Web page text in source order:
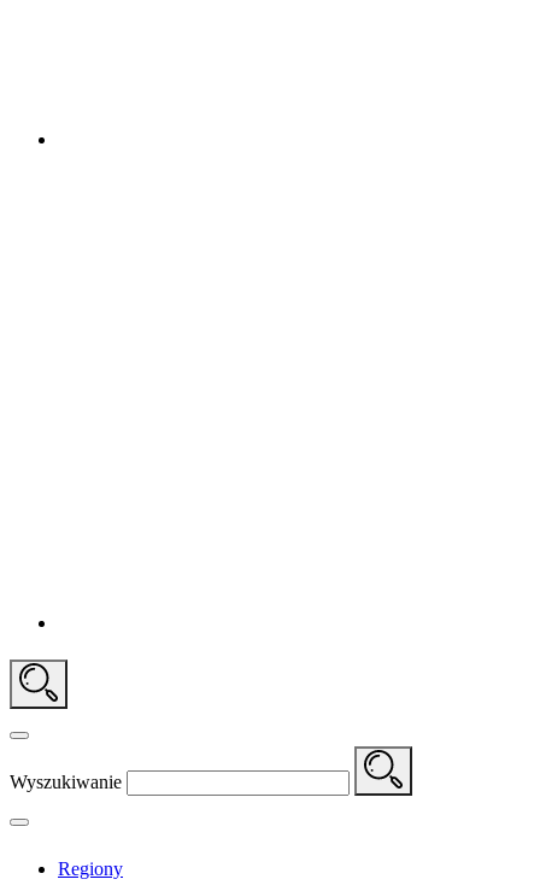
Wyszukiwanie
Regiony